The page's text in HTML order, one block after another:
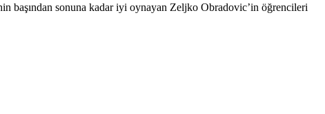
başından sonuna kadar iyi oynayan Zeljko Obradovic’in öğrencileri